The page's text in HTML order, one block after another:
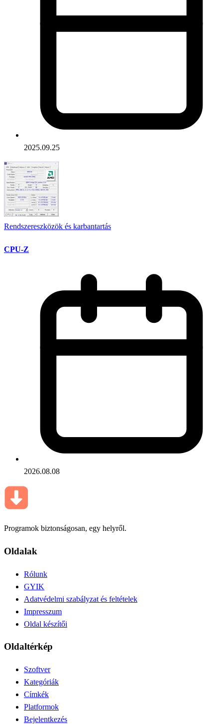
2025.09.25
Rendszereszközök és karbantartás
CPU-Z
2026.08.08
Programok biztonságosan, egy helyről.
Oldalak
Rólunk
GYIK
Adatvédelmi szabályzat és feltételek
Impresszum
Oldal készítői
Oldaltérkép
Szoftver
Kategóriák
Címkék
Platformok
Bejelentkezés